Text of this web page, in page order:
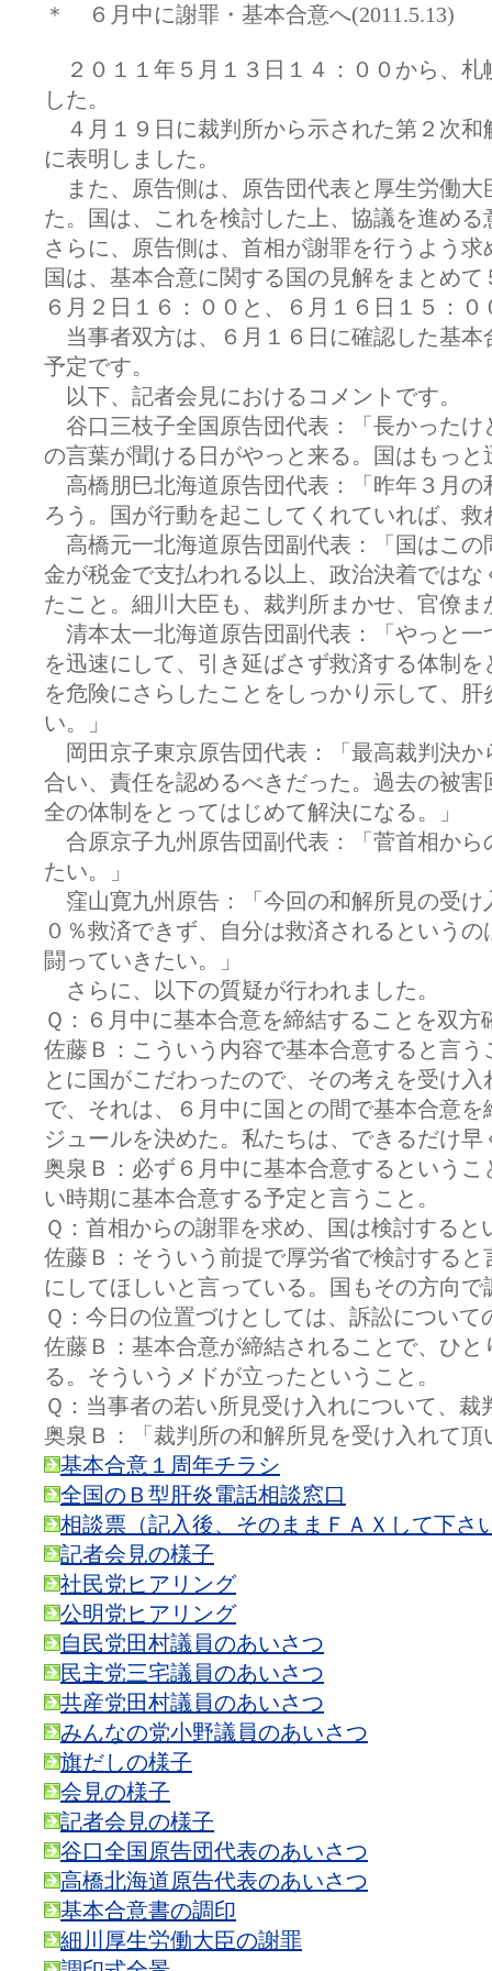
＊ ６月中に謝罪・基本合意へ(2011.5.13)
２０１１年５月１３日１４：００から、札
した。
４月１９日に裁判所から示された第２次和
に表明しました。
また、原告側は、原告団代表と厚生労働
た。国は、これを検討した上、協議を進め
さらに、原告側は、首相が謝罪を行うよう求
国は、基本合意に関する国の見解をまとめ
６月２日１６：００と、６月１６日１５：
当事者双方は、６月１６日に確認した基本
予定です。
以下、記者会見におけるコメントです。
谷口三枝子全国原告団代表：「長かったけ
の言葉が聞ける日がやっと来る。国はもっ
高橋朋巳北海道原告団代表：「昨年３月の
ろう。国が行動を起こしてくれていれば、
高橋元一北海道原告団副代表：「国はこの
金が税金で支払われる以上、政治決着では
たこと。細川大臣も、裁判所まかせ、官僚ま
清本太一北海道原告団副代表：「やっと一
を迅速にして、引き延ばさず救済する体制
を危険にさらしたことをしっかり示して、
い。」
岡田京子東京原告団代表：「最高裁判決か
合い、責任を認めるべきだった。過去の被
全の体制をとってはじめて解決になる。」
合原京子九州原告団副代表：「菅首相から
たい。」
窪山寛九州原告：「今回の和解所見の受け
０％救済できず、自分は救済されるという
闘っていきたい。」
さらに、以下の質疑が行われました。
Ｑ：６月中に基本合意を締結することを双
佐藤Ｂ：こういう内容で基本合意すると言
とに国がこだわったので、その考えを受け
で、それは、６月中に国との間で基本合意
ジュールを決めた。私たちは、できるだけ
奥泉Ｂ：必ず６月中に基本合意するという
い時期に基本合意する予定と言うこと。
Ｑ：首相からの謝罪を求め、国は検討する
佐藤Ｂ：そういう前提で厚労省で検討する
にしてほしいと言っている。国もその方向
Ｑ：今日の位置づけとしては、訴訟につい
佐藤Ｂ：基本合意が締結されることで、ひ
る。そういうメドが立ったということ。
Ｑ：当事者の若い所見受け入れについて、
奥泉Ｂ：「裁判所の和解所見を受け入れて
基本合意１周年チラシ
全国のＢ型肝炎電話相談窓口
相談票（記入後、そのままＦＡＸして下さ
記者会見の様子
社民党ヒアリング
公明党ヒアリング
自民党田村議員のあいさつ
民主党三宅議員のあいさつ
共産党田村議員のあいさつ
みんなの党小野議員のあいさつ
旗だしの様子
会見の様子
記者会見の様子
谷口全国原告団代表のあいさつ
高橋北海道原告代表のあいさつ
基本合意書の調印
細川厚生労働大臣の謝罪